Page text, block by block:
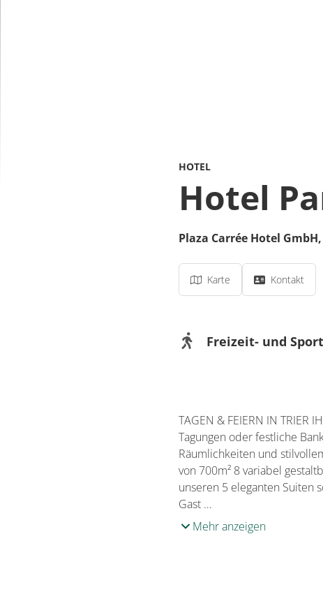
HOTEL
Hotel
Plaza Carrée Hotel GmbH,
Karte Kontakt
Freizeit- und
TAGEN & FEIERN IN TRIER
Tagungen oder festliche
Räumlichkeiten und
von 700m² 8 variabel
unseren 5 eleganten Suiten
Gast …
Mehr anzeigen